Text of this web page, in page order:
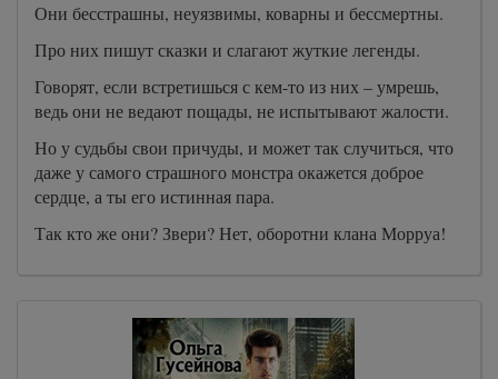
Они бесстрашны, неуязвимы, коварны и бессмертны.
Про них пишут сказки и слагают жуткие легенды.
Говорят, если встретишься с кем-то из них – умрешь,
ведь они не ведают пощады, не испытывают жалости.
Но у судьбы свои причуды, и может так случиться, что
даже у самого страшного монстра окажется доброе
сердце, а ты его истинная пара.
Так кто же они? Звери? Нет, оборотни клана Морруа!